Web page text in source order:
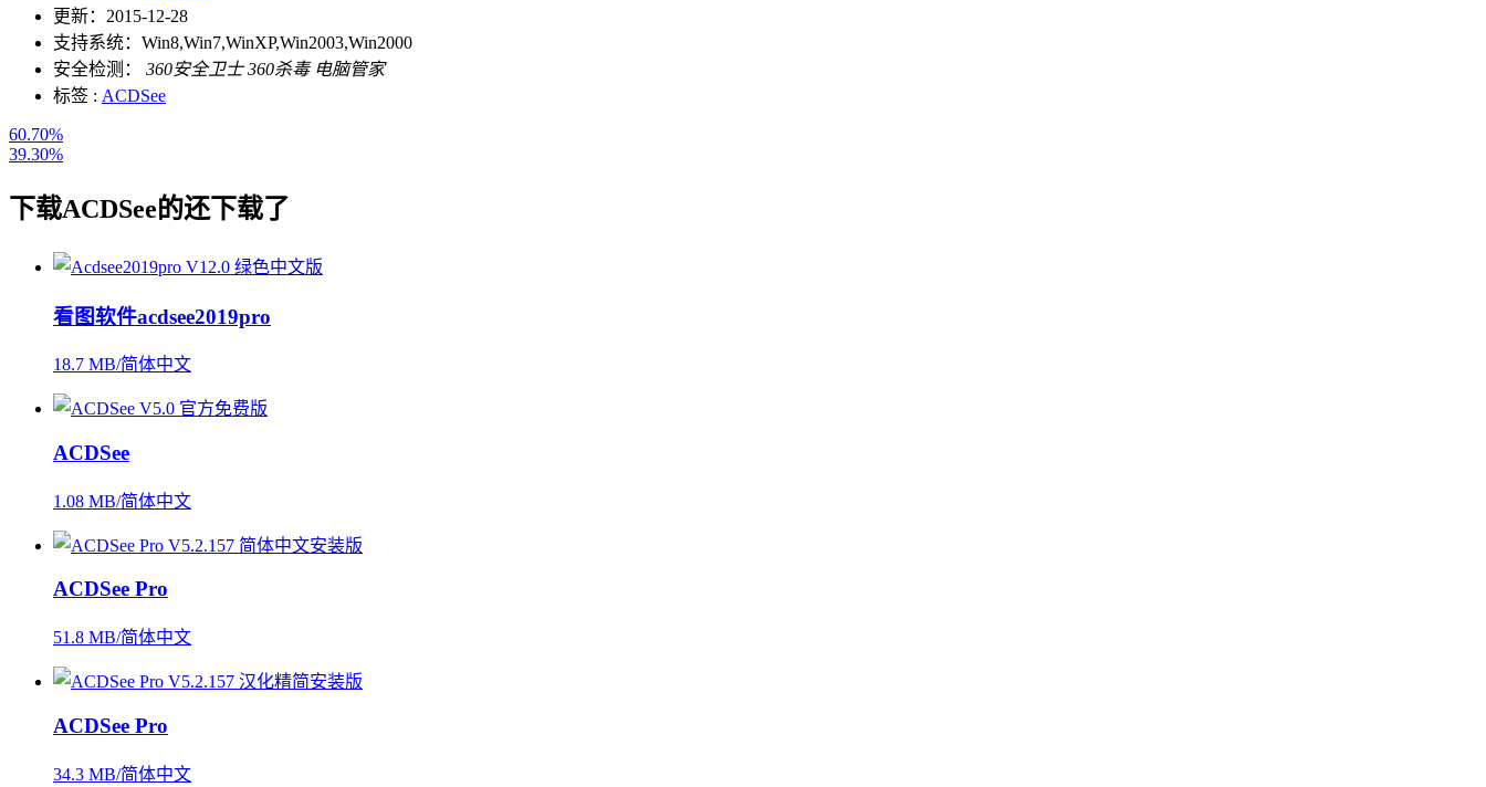
更新： 2015-12-28
支持系统： Win8,Win7,WinXP,Win2003,Win2000
安全检测：
360安全卫士 360杀毒 电脑管家
标签 : ACDSee
60.70%
39.30%
下载ACDSee的还下载了
看图软件acdsee2019pro
18.7 MB/简体中文
ACDSee
1.08 MB/简体中文
ACDSee Pro
51.8 MB/简体中文
ACDSee Pro
34.3 MB/简体中文